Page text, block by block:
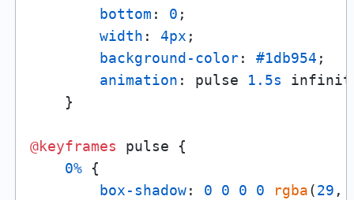
bottom : 0 ;
width : 4px ;
background-color: #1db954 ;
animation : pulse 1.5s
    }
@keyframes pulse {
0% {
box-shadow: 0 0 0 0 rgba(29 ,